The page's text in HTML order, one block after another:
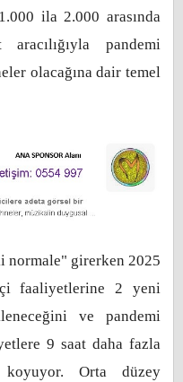
ila 2.000 arasında
pandemi
olacağına dair temel
normale" girerken 2025
faaliyetlerine 2 yeni
ve pandemi
9 saat daha fazla
koyuyor. Orta düzey